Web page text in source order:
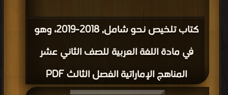
كتاب تلخيص نحو شامل, 2018-2019، وهو
في مادة اللغة العربية للصف الثاني عشر
المناهج الإماراتية الفصل الثالث PDF